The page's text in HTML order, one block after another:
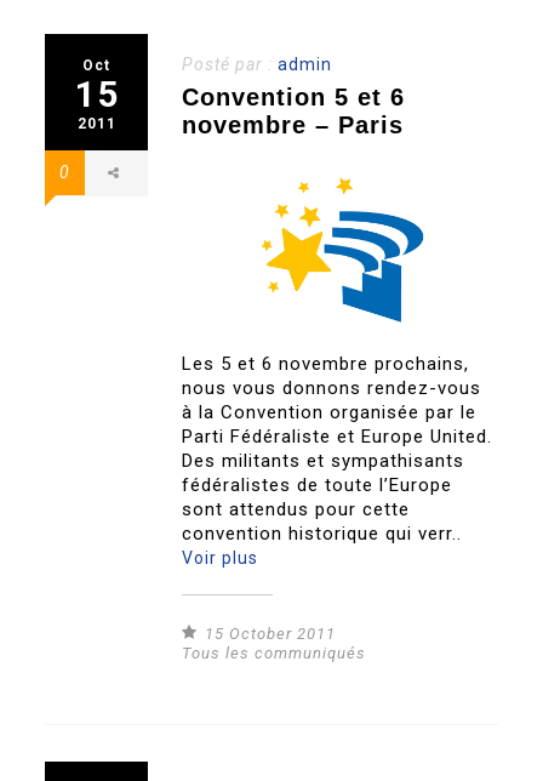
Oct
15
2011
0
Posté par :admin
Convention 5 et 6
novembre – Paris
Les 5 et 6 novembre prochains,
nous vous donnons rendez-vous
à la Convention organisée par le
Parti Fédéraliste et Europe United.
Des militants et sympathisants
fédéralistes de toute l’Europe
sont attendus pour cette
convention historique qui verr..
Voir plus
15 October 2011
Tous les communiqués